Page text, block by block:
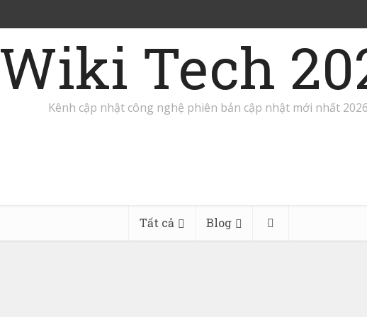
Wiki Tech
Kênh cập nhật công nghệ phiên bản cập nhật mới nhất
Tất cả Blog